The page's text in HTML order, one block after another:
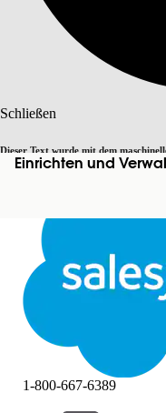
Schließen
Dieser Text wurde mit dem
Weitere Details finden Sie
hier. Zu
Schließen
Einrichten und
1-800-667-6389